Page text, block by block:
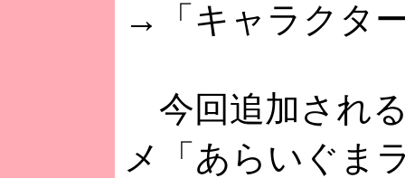
→「キャラクタ
今回追加され
メ「あらいぐま